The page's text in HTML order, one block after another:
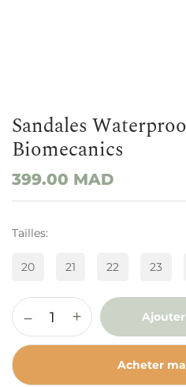
Sandales
Biomecanics
399.00 MAD
Tailles
20 21 22 23
Acheter